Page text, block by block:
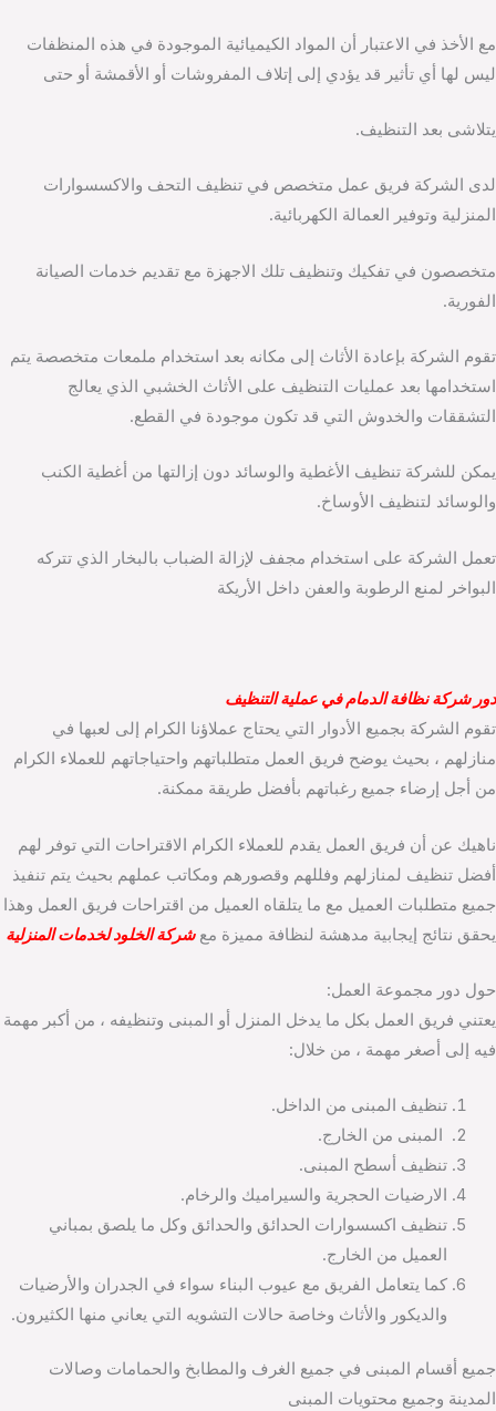
مع الأخذ في الاعتبار أن المواد الكيميائية الموجودة في هذه المنظفات
ليس لها أي تأثير قد يؤدي إلى إتلاف المفروشات أو الأقمشة أو حتى
يتلاشى بعد التنظيف.
لدى الشركة فريق عمل متخصص في تنظيف التحف والاكسسوارات
المنزلية وتوفير العمالة الكهربائية.
متخصصون في تفكيك وتنظيف تلك الاجهزة مع تقديم خدمات الصيانة
الفورية.
تقوم الشركة بإعادة الأثاث إلى مكانه بعد استخدام ملمعات متخصصة يتم
استخدامها بعد عمليات التنظيف على الأثاث الخشبي الذي يعالج
التشققات والخدوش التي قد تكون موجودة في القطع.
يمكن للشركة تنظيف الأغطية والوسائد دون إزالتها من أغطية الكنب
والوسائد لتنظيف الأوساخ.
تعمل الشركة على استخدام مجفف لإزالة الضباب بالبخار الذي تتركه
البواخر لمنع الرطوبة والعفن داخل الأريكة
دور شركة نظافة الدمام في عملية التنظيف
تقوم الشركة بجميع الأدوار التي يحتاج عملاؤنا الكرام إلى لعبها في
منازلهم ، بحيث يوضح فريق العمل متطلباتهم واحتياجاتهم للعملاء الكرام
من أجل إرضاء جميع رغباتهم بأفضل طريقة ممكنة.
ناهيك عن أن فريق العمل يقدم للعملاء الكرام الاقتراحات التي توفر لهم
أفضل تنظيف لمنازلهم وفللهم وقصورهم ومكاتب عملهم بحيث يتم تنفيذ
جميع متطلبات العميل مع ما يتلقاه العميل من اقتراحات فريق العمل وهذا
يحقق نتائج إيجابية مدهشة لنظافة مميزة معشركة الخلود لخدمات المنزلية
حول دور مجموعة العمل:
يعتني فريق العمل بكل ما يدخل المنزل أو المبنى وتنظيفه ، من أكبر مهمة
فيه إلى أصغر مهمة ، من خلال:
تنظيف المبنى من الداخل.
المبنى من الخارج.
تنظيف أسطح المبنى.
الارضيات الحجرية والسيراميك والرخام.
تنظيف اكسسوارات الحدائق والحدائق وكل ما يلصق بمباني
العميل من الخارج.
كما يتعامل الفريق مع عيوب البناء سواء في الجدران والأرضيات
والديكور والأثاث وخاصة حالات التشويه التي يعاني منها الكثيرون.
جميع أقسام المبنى في جميع الغرف والمطابخ والحمامات وصالات
المدينة وجميع محتويات المبنى